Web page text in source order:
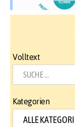
Volltext
Kategorien